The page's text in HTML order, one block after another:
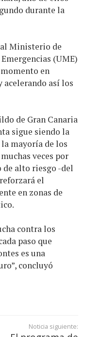
durante la
Ministerio de
(UME)
en
acelerando así los
de Gran Canaria
sigue siendo la
mayoría de los
veces por
de alto riesgo -del
el
en zonas de
contra los
paso que
es una
concluyó
Noticia siguiente: